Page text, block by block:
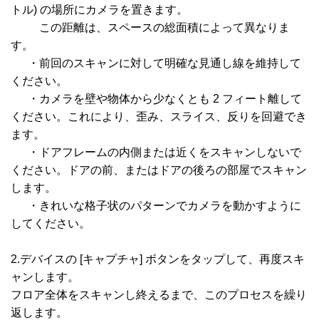
トル) の場所にカメラを置きます。
この距離は、スペースの総面積によって異なりま
す。
・前回のスキャンに対して明確な見通し線を維持して
ください。
・カメラを壁や物体から少なくとも 2 フィート離して
ください。これにより、歪み、スライス、反りを回避でき
ます。
・ドアフレームの内側または近くをスキャンしないで
ください。ドアの前、またはドアの後ろの部屋でスキャン
します。
・きれいな格子状のパターンでカメラを動かすように
してください。
2.デバイスの [キャプチャ] ボタンをタップして、再度スキ
ャンします。
フロア全体をスキャンし終えるまで、このプロセスを繰り
返します。